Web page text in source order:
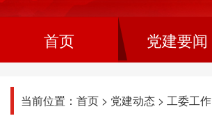
首页 党建要闻
当前位置： 首页 > 党建动态 > 工委工作